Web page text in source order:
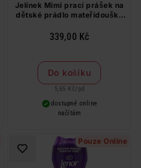
Jelínek Mimi prací prášek na
dětské prádlo mateřídouška
339,00 Kč
Do košíku
5,65 Kč/ pd
dostupné online
načítám
Pouze Online